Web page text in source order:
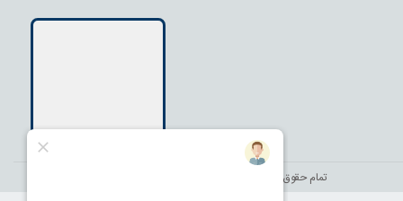
تمام حقوق این سایت متعلق به